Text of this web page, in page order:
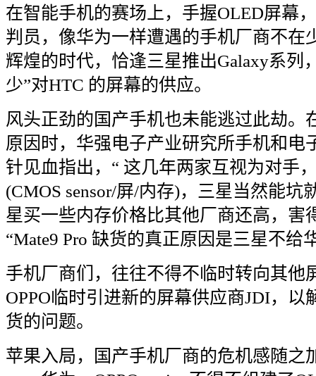
在智能手机的赛场上，手握OLED屏幕
判员，像华为一样遭遇的手机厂商不在
辉煌的时代，恰逢三星推出Galaxy系列
少”对HTC 的屏幕的供应。
风头正劲的国产手机也未能逃过此劫。
原因时，华强电子产业研究所手机和电
针见血指出， “ 这几年两家互视为对手
(CMOS sensor/屏/内存)，三星当然能坑
星买一些内存价格比其他厂商还高，害
“Mate9 Pro 缺货的真正原因是三星不给
手机厂商们，往往不得不临时转向其他
OPPO临时引进新的屏幕供应商JDI，以
货的问题。
苹果入局，国产手机厂商的危机感随之